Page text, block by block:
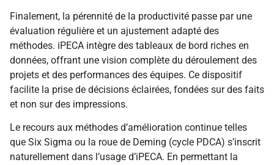
Finalement, la pérennité de la productivité passe par une
évaluation régulière et un ajustement adapté des
méthodes. iPECA intègre des tableaux de bord riches en
données, offrant une vision complète du déroulement des
projets et des performances des équipes. Ce dispositif
facilite la prise de décisions éclairées, fondées sur des faits
et non sur des impressions.
Le recours aux méthodes d’amélioration continue telles
que Six Sigma ou la roue de Deming (cycle PDCA) s’inscrit
naturellement dans l’usage d’iPECA. En permettant la